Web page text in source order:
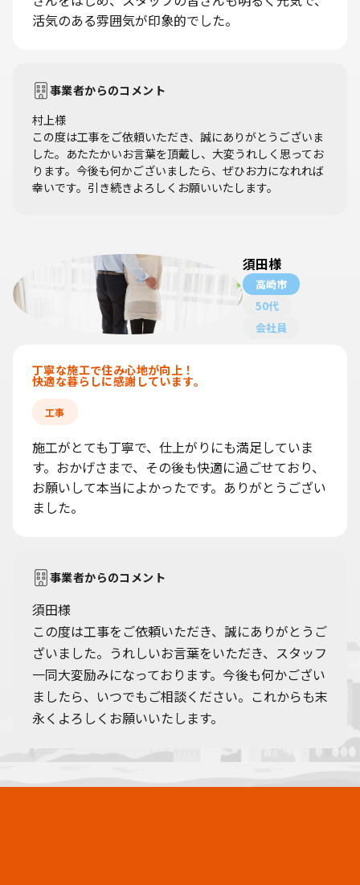
活気のある雰囲気が印象的でした。
事業者からのコメント
村上様
この度は工事をご依頼いただき、誠にありがとうございま
した。あたたかいお言葉を頂戴し、大変うれしく思ってお
ります。今後も何かございましたら、ぜひお力になれれば
幸いです。引き続きよろしくお願いいたします。
須田様
高崎市
50代
会社員
丁寧な施工で住み心地が向上！
快適な暮らしに感謝しています。
工事
施工がとても丁寧で、仕上がりにも満足していま
す。おかげさまで、その後も快適に過ごせており、
お願いして本当によかったです。ありがとうござい
ました。
事業者からのコメント
須田様
この度は工事をご依頼いただき、誠にありがとうご
ざいました。うれしいお言葉をいただき、スタッフ
一同大変励みになっております。今後も何かござい
ましたら、いつでもご相談ください。これからも末
永くよろしくお願いいたします。